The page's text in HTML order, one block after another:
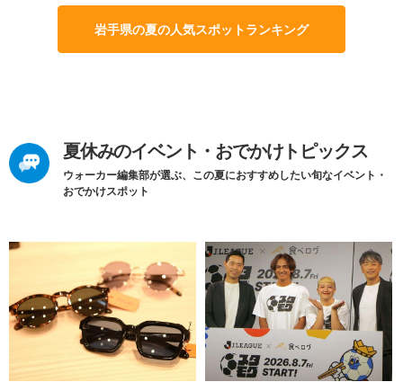
岩手県の夏の人気スポットランキング
夏休みのイベント・おでかけトピックス
ウォーカー編集部が選ぶ、この夏におすすめしたい旬なイベント・
おでかけスポット